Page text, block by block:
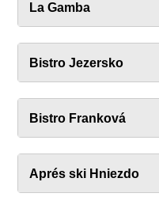
La Gamba
Bistro Jezersko
Bistro Franková
Aprés ski Hniezdo